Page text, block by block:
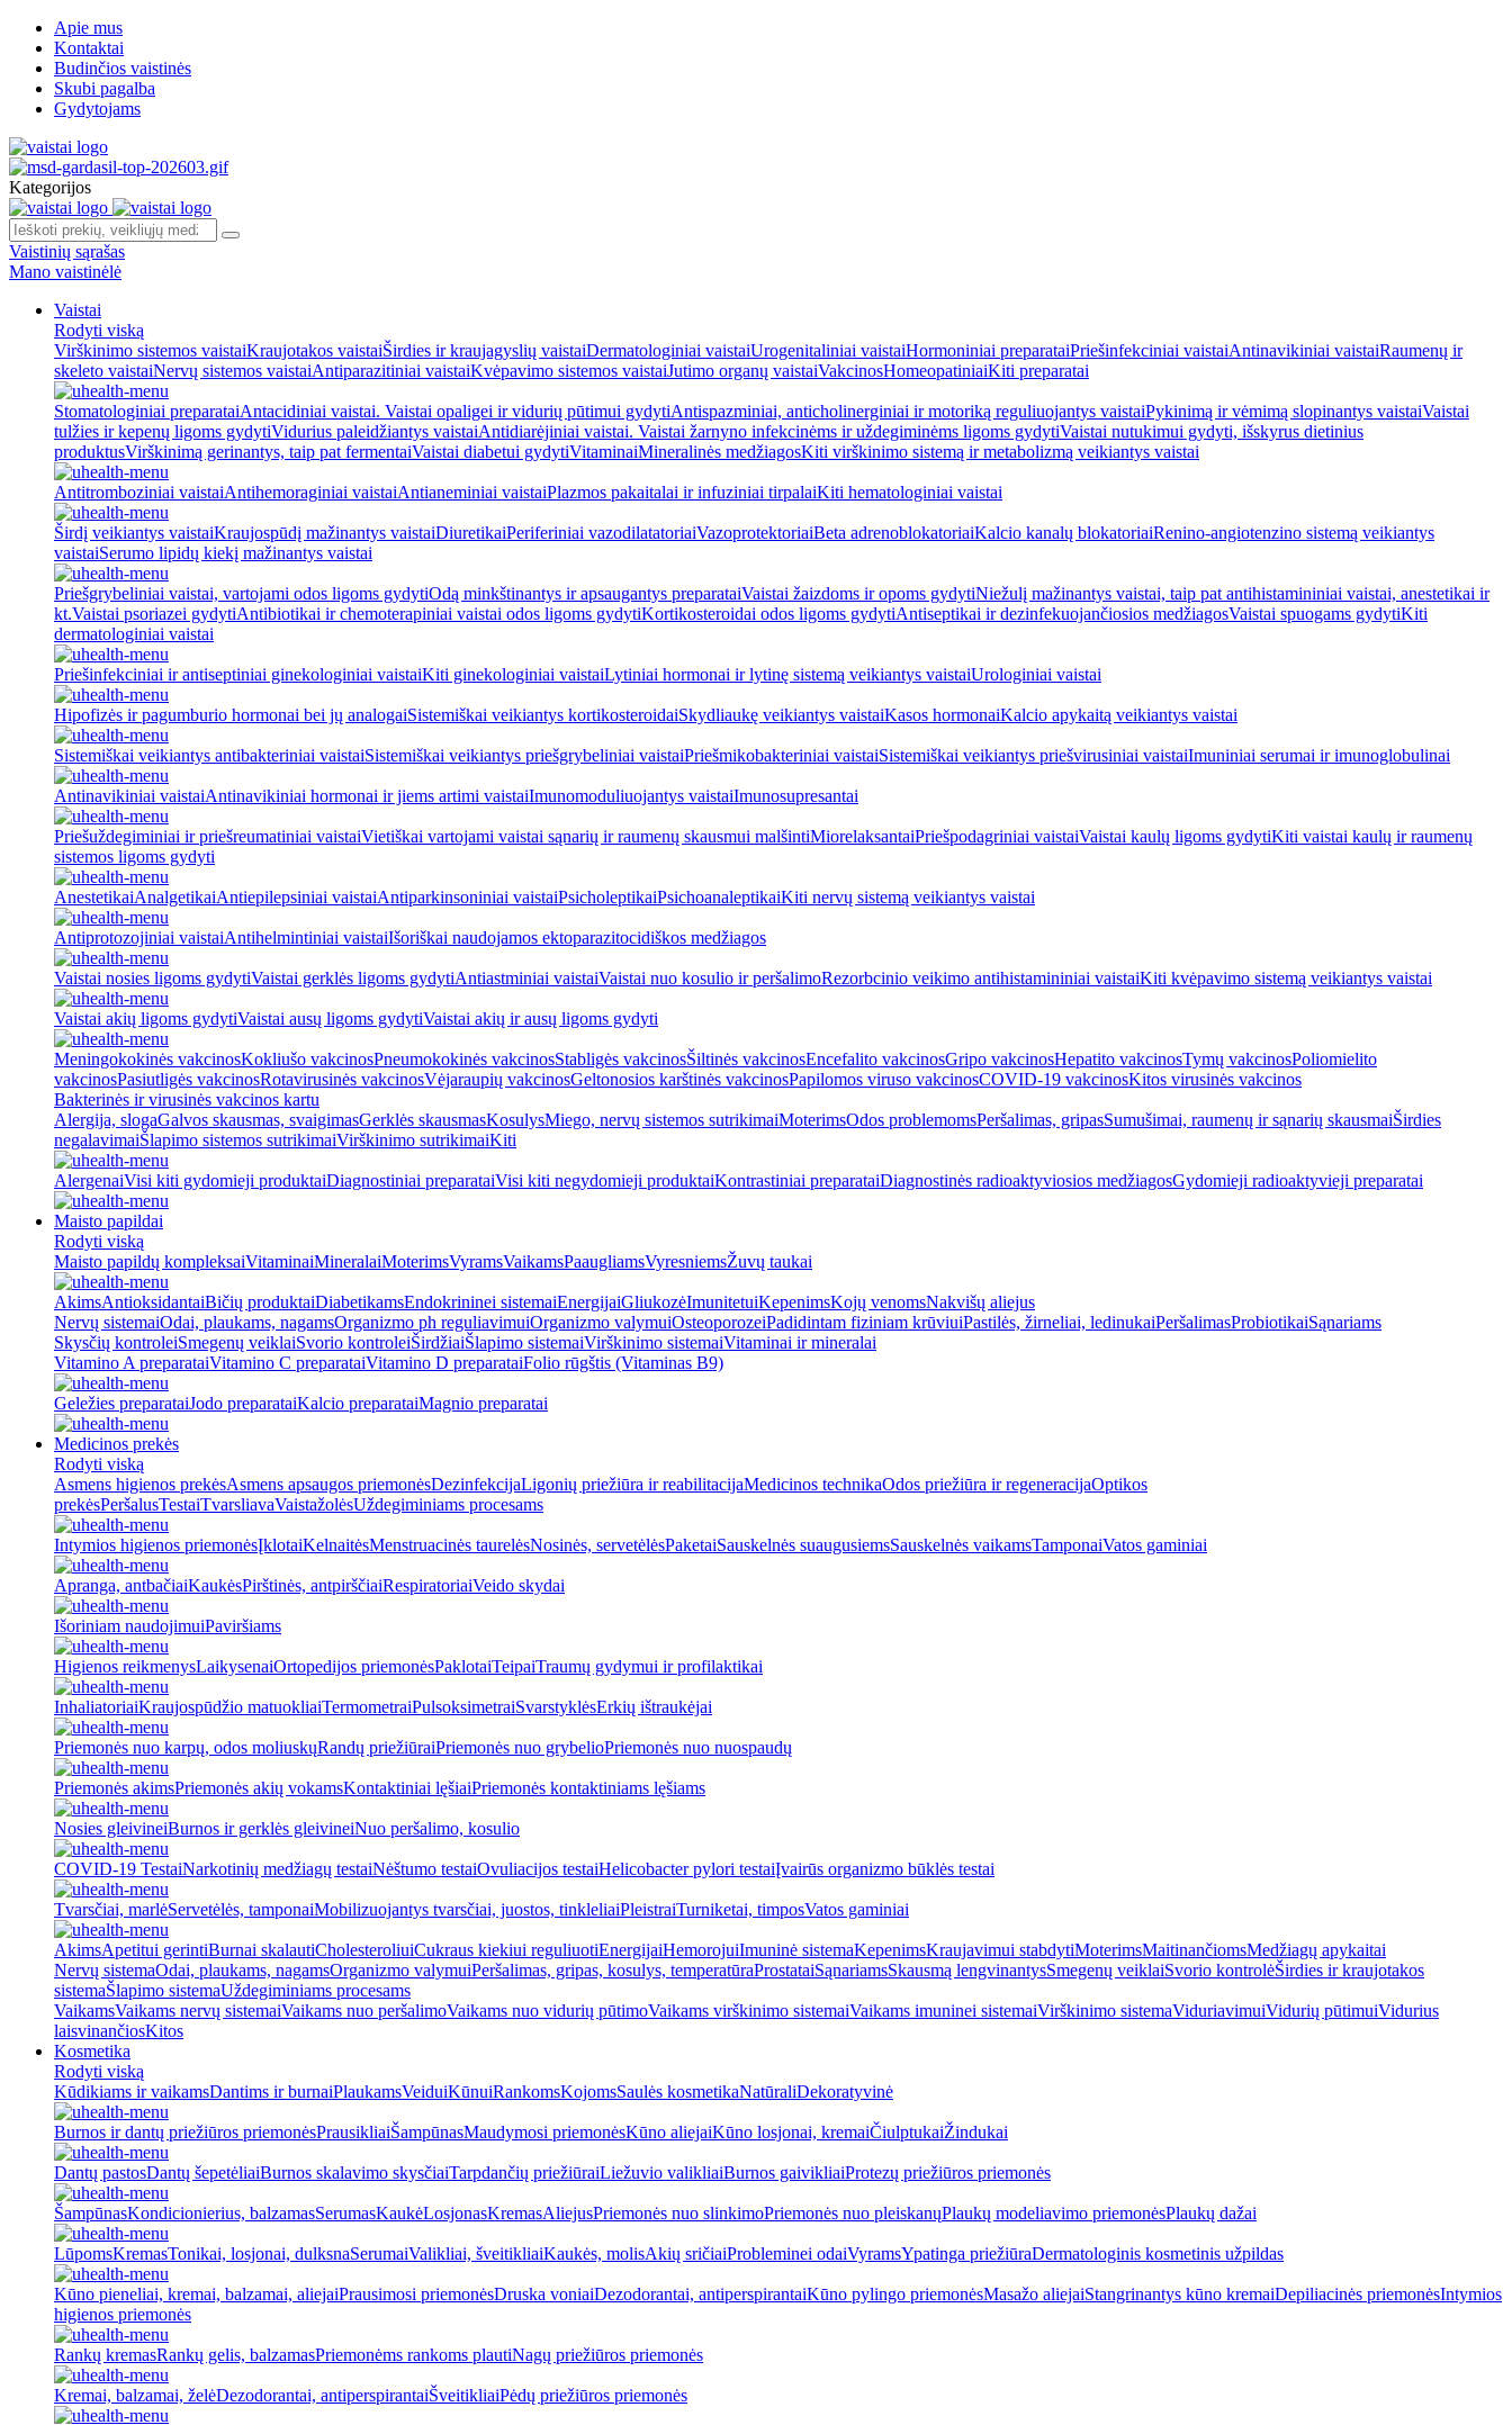
Apie mus
Kontaktai
Budinčios vaistinės
Skubi pagalba
Gydytojams
Kategorijos
Vaistinių sąrašas
Mano vaistinėlė
Vaistai
Rodyti viską
Virškinimo sistemos vaistaiKraujotakos vaistaiŠirdies ir kraujagyslių vaistaiDermatologiniai vaistaiUrogenitaliniai vaistaiHormoniniai preparataiPriešinfekciniai vaistaiAntinavikiniai vaistaiRaumenų ir
skeleto vaistaiNervų sistemos vaistaiAntiparazitiniai vaistaiKvėpavimo sistemos vaistaiJutimo organų vaistaiVakcinosHomeopatiniaiKiti preparatai
Stomatologiniai preparataiAntacidiniai vaistai. Vaistai opaligei ir vidurių pūtimui gydytiAntispazminiai, anticholinerginiai ir motoriką reguliuojantys vaistaiPykinimą ir vėmimą slopinantys vaistaiVaistai
tulžies ir kepenų ligoms gydytiVidurius paleidžiantys vaistaiAntidiarėjiniai vaistai. Vaistai žarnyno infekcinėms ir uždegiminėms ligoms gydytiVaistai nutukimui gydyti, išskyrus dietinius
produktusVirškinimą gerinantys, taip pat fermentaiVaistai diabetui gydytiVitaminaiMineralinės medžiagosKiti virškinimo sistemą ir metabolizmą veikiantys vaistai
Antitromboziniai vaistaiAntihemoraginiai vaistaiAntianeminiai vaistaiPlazmos pakaitalai ir infuziniai tirpalaiKiti hematologiniai vaistai
Širdį veikiantys vaistaiKraujospūdį mažinantys vaistaiDiuretikaiPeriferiniai vazodilatatoriaiVazoprotektoriaiBeta adrenoblokatoriaiKalcio kanalų blokatoriaiRenino-angiotenzino sistemą veikiantys
vaistaiSerumo lipidų kiekį mažinantys vaistai
Priešgrybeliniai vaistai, vartojami odos ligoms gydytiOdą minkštinantys ir apsaugantys preparataiVaistai žaizdoms ir opoms gydytiNiežulį mažinantys vaistai, taip pat antihistamininiai vaistai, anestetikai ir
kt.Vaistai psoriazei gydytiAntibiotikai ir chemoterapiniai vaistai odos ligoms gydytiKortikosteroidai odos ligoms gydytiAntiseptikai ir dezinfekuojančiosios medžiagosVaistai spuogams gydytiKiti
dermatologiniai vaistai
Priešinfekciniai ir antiseptiniai ginekologiniai vaistaiKiti ginekologiniai vaistaiLytiniai hormonai ir lytinę sistemą veikiantys vaistaiUrologiniai vaistai
Hipofizės ir pagumburio hormonai bei jų analogaiSistemiškai veikiantys kortikosteroidaiSkydliaukę veikiantys vaistaiKasos hormonaiKalcio apykaitą veikiantys vaistai
Sistemiškai veikiantys antibakteriniai vaistaiSistemiškai veikiantys priešgrybeliniai vaistaiPriešmikobakteriniai vaistaiSistemiškai veikiantys priešvirusiniai vaistaiImuniniai serumai ir imunoglobulinai
Antinavikiniai vaistaiAntinavikiniai hormonai ir jiems artimi vaistaiImunomoduliuojantys vaistaiImunosupresantai
Priešuždegiminiai ir priešreumatiniai vaistaiVietiškai vartojami vaistai sąnarių ir raumenų skausmui malšintiMiorelaksantaiPriešpodagriniai vaistaiVaistai kaulų ligoms gydytiKiti vaistai kaulų ir raumenų
sistemos ligoms gydyti
AnestetikaiAnalgetikaiAntiepilepsiniai vaistaiAntiparkinsoniniai vaistaiPsicholeptikaiPsichoanaleptikaiKiti nervų sistemą veikiantys vaistai
Antiprotozojiniai vaistaiAntihelmintiniai vaistaiIšoriškai naudojamos ektoparazitocidiškos medžiagos
Vaistai nosies ligoms gydytiVaistai gerklės ligoms gydytiAntiastminiai vaistaiVaistai nuo kosulio ir peršalimoRezorbcinio veikimo antihistamininiai vaistaiKiti kvėpavimo sistemą veikiantys vaistai
Vaistai akių ligoms gydytiVaistai ausų ligoms gydytiVaistai akių ir ausų ligoms gydyti
Meningokokinės vakcinosKokliušo vakcinosPneumokokinės vakcinosStabligės vakcinosŠiltinės vakcinosEncefalito vakcinosGripo vakcinosHepatito vakcinosTymų vakcinosPoliomielito
vakcinosPasiutligės vakcinosRotavirusinės vakcinosVėjaraupių vakcinosGeltonosios karštinės vakcinosPapilomos viruso vakcinosCOVID-19 vakcinosKitos virusinės vakcinos
Bakterinės ir virusinės vakcinos kartu
Alergija, slogaGalvos skausmas, svaigimasGerklės skausmasKosulysMiego, nervų sistemos sutrikimaiMoterimsOdos problemomsPeršalimas, gripasSumušimai, raumenų ir sąnarių skausmaiŠirdies
negalavimaiŠlapimo sistemos sutrikimaiVirškinimo sutrikimaiKiti
AlergenaiVisi kiti gydomieji produktaiDiagnostiniai preparataiVisi kiti negydomieji produktaiKontrastiniai preparataiDiagnostinės radioaktyviosios medžiagosGydomieji radioaktyvieji preparatai
Maisto papildai
Rodyti viską
Maisto papildų kompleksaiVitaminaiMineralaiMoterimsVyramsVaikamsPaaugliamsVyresniemsŽuvų taukai
AkimsAntioksidantaiBičių produktaiDiabetikamsEndokrininei sistemaiEnergijaiGliukozėImunitetuiKepenimsKojų venomsNakvišų aliejus
Nervų sistemaiOdai, plaukams, nagamsOrganizmo ph reguliavimuiOrganizmo valymuiOsteoporozeiPadidintam fiziniam krūviuiPastilės, žirneliai, ledinukaiPeršalimasProbiotikaiSąnariams
Skysčių kontroleiSmegenų veiklaiSvorio kontroleiŠirdžiaiŠlapimo sistemaiVirškinimo sistemaiVitaminai ir mineralai
Vitamino A preparataiVitamino C preparataiVitamino D preparataiFolio rūgštis (Vitaminas B9)
Geležies preparataiJodo preparataiKalcio preparataiMagnio preparatai
Medicinos prekės
Rodyti viską
Asmens higienos prekėsAsmens apsaugos priemonėsDezinfekcijaLigonių priežiūra ir reabilitacijaMedicinos technikaOdos priežiūra ir regeneracijaOptikos
prekėsPeršalusTestaiTvarsliavaVaistažolėsUždegiminiams procesams
Intymios higienos priemonėsĮklotaiKelnaitėsMenstruacinės taurelėsNosinės, servetėlėsPaketaiSauskelnės suaugusiemsSauskelnės vaikamsTamponaiVatos gaminiai
Apranga, antbačiaiKaukėsPirštinės, antpirščiaiRespiratoriaiVeido skydai
Išoriniam naudojimuiPaviršiams
Higienos reikmenysLaikysenaiOrtopedijos priemonėsPaklotaiTeipaiTraumų gydymui ir profilaktikai
InhaliatoriaiKraujospūdžio matuokliaiTermometraiPulsoksimetraiSvarstyklėsErkių ištraukėjai
Priemonės nuo karpų, odos moliuskųRandų priežiūraiPriemonės nuo grybelioPriemonės nuo nuospaudų
Priemonės akimsPriemonės akių vokamsKontaktiniai lęšiaiPriemonės kontaktiniams lęšiams
Nosies gleivineiBurnos ir gerklės gleivineiNuo peršalimo, kosulio
COVID-19 TestaiNarkotinių medžiagų testaiNėštumo testaiOvuliacijos testaiHelicobacter pylori testaiĮvairūs organizmo būklės testai
Tvarsčiai, marlėServetėlės, tamponaiMobilizuojantys tvarsčiai, juostos, tinkleliaiPleistraiTurniketai, timposVatos gaminiai
AkimsApetitui gerintiBurnai skalautiCholesteroliuiCukraus kiekiui reguliuotiEnergijaiHemorojuiImuninė sistemaKepenimsKraujavimui stabdytiMoterimsMaitinančiomsMedžiagų apykaitai
Nervų sistemaOdai, plaukams, nagamsOrganizmo valymuiPeršalimas, gripas, kosulys, temperatūraProstataiSąnariamsSkausmą lengvinantysSmegenų veiklaiSvorio kontrolėŠirdies ir kraujotakos
sistemaŠlapimo sistemaUždegiminiams procesams
VaikamsVaikams nervų sistemaiVaikams nuo peršalimoVaikams nuo vidurių pūtimoVaikams virškinimo sistemaiVaikams imuninei sistemaiVirškinimo sistemaViduriavimuiVidurių pūtimuiVidurius
laisvinančiosKitos
Kosmetika
Rodyti viską
Kūdikiams ir vaikamsDantims ir burnaiPlaukamsVeiduiKūnuiRankomsKojomsSaulės kosmetikaNatūraliDekoratyvinė
Burnos ir dantų priežiūros priemonėsPrausikliaiŠampūnasMaudymosi priemonėsKūno aliejaiKūno losjonai, kremaiČiulptukaiŽindukai
Dantų pastosDantų šepetėliaiBurnos skalavimo skysčiaiTarpdančių priežiūraiLiežuvio valikliaiBurnos gaivikliaiProtezų priežiūros priemonės
ŠampūnasKondicionierius, balzamasSerumasKaukėLosjonasKremasAliejusPriemonės nuo slinkimoPriemonės nuo pleiskanųPlaukų modeliavimo priemonėsPlaukų dažai
LūpomsKremasTonikai, losjonai, dulksnaSerumaiValikliai, šveitikliaiKaukės, molisAkių sričiaiProbleminei odaiVyramsYpatinga priežiūraDermatologinis kosmetinis užpildas
Kūno pieneliai, kremai, balzamai, aliejaiPrausimosi priemonėsDruska voniaiDezodorantai, antiperspirantaiKūno pylingo priemonėsMasažo aliejaiStangrinantys kūno kremaiDepiliacinės priemonėsIntymios
higienos priemonės
Rankų kremasRankų gelis, balzamasPriemonėms rankoms plautiNagų priežiūros priemonės
Kremai, balzamai, želėDezodorantai, antiperspirantaiŠveitikliaiPėdų priežiūros priemonės